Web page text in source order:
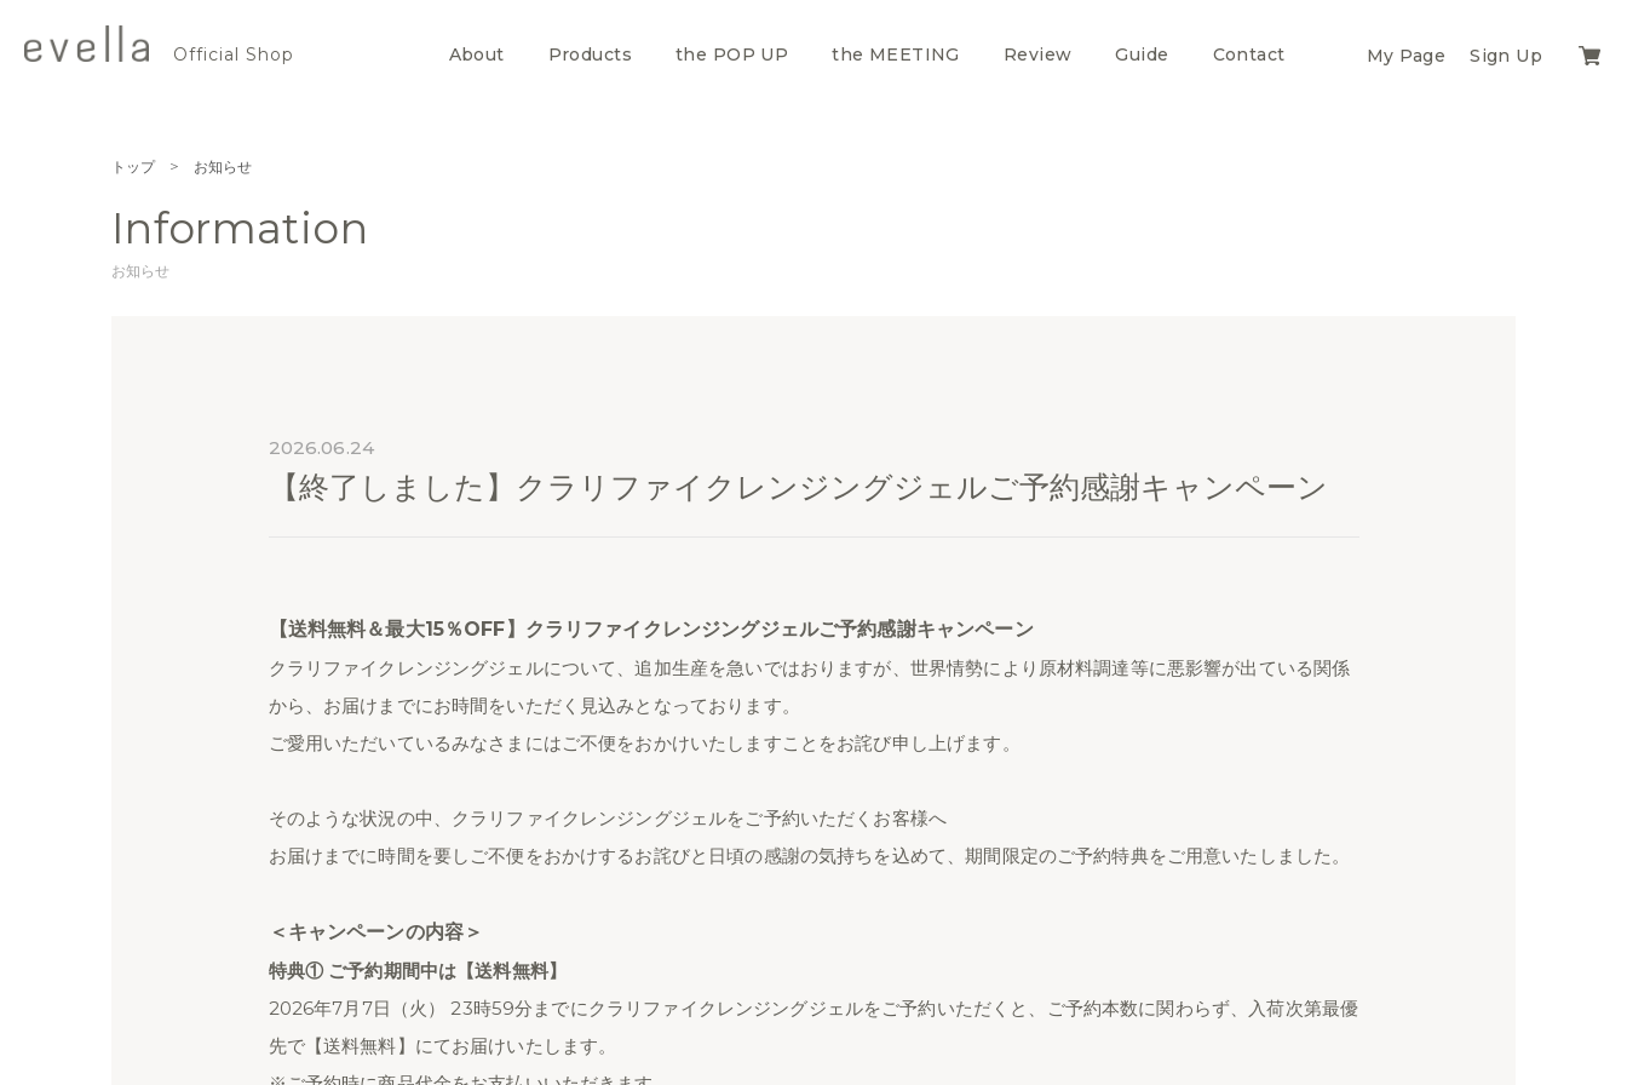
shop
Official Shop About Products the POP UP the MEETING Review Guide Contact My Page
Sign Up
トップ お知らせ
Information
お知らせ
2026.06.24
【終了しました】クラリファイクレンジングジェルご予約感謝キャンペーン
【送料無料＆最大15％OFF】クラリファイクレンジングジェルご予約感謝キャンペーン
クラリファイクレンジングジェルについて、追加生産を急いではおりますが、世界情勢により原材料調達等に悪影響が出ている関係
から、お届けまでにお時間をいただく見込みとなっております。
ご愛用いただいているみなさまにはご不便をおかけいたしますことをお詫び申し上げます。
そのような状況の中、クラリファイクレンジングジェルをご予約いただくお客様へ
お届けまでに時間を要しご不便をおかけするお詫びと日頃の感謝の気持ちを込めて、期間限定のご予約特典をご用意いたしました。
＜キャンペーンの内容＞
特典① ご予約期間中は【送料無料】
2026年7月7日（火） 23時59分までにクラリファイクレンジングジェルをご予約いただくと、ご予約本数に関わらず、入荷次第最優
先で【送料無料】にてお届けいたします。